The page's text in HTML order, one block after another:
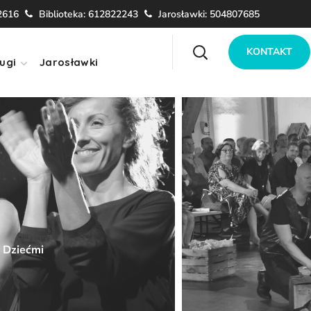
Biblioteka: 612822243 Jarosławki: 504807685
Jarosławki
KONTAKT